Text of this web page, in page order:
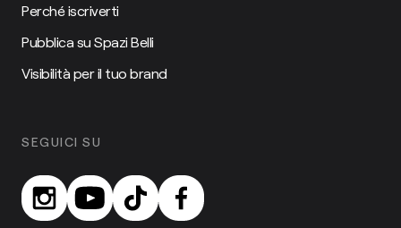
Perché iscriverti
Pubblica su Spazi Belli
Visibilità per il tuo brand
SEGUICI SU